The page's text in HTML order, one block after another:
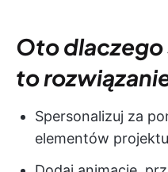
Oto
to
Spersonalizuj za
elementów projektu